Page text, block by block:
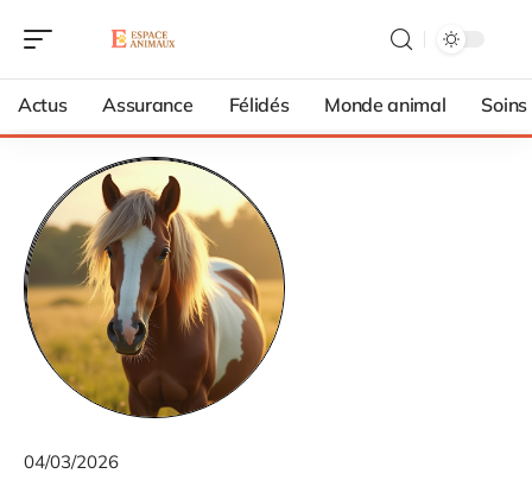
Actus Assurance Félidés Monde animal Soins
04/03/2026